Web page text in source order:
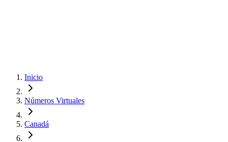
Inicio
Números Virtuales
Canadá